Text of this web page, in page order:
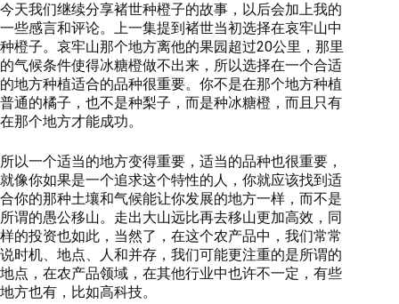
今天我们继续分享褚世种橙子的故事，以后会加上我的
一些感言和评论。上一集提到褚世当初选择在哀牢山中
种橙子。哀牢山那个地方离他的果园超过20公里，那里
的气候条件使得冰糖橙做不出来，所以选择在一个合适
的地方种植适合的品种很重要。你不是在那个地方种植
普通的橘子，也不是种梨子，而是种冰糖橙，而且只有
在那个地方才能成功。
所以一个适当的地方变得重要，适当的品种也很重要，
就像你如果是一个追求这个特性的人，你就应该找到适
合你的那种土壤和气候能让你发展的地方一样，而不是
所谓的愚公移山。走出大山远比再去移山更加高效，同
样的投资也如此，当然了，在这个农产品中，我们常常
说时机、地点、人和并存，我们可能更注重的是所谓的
地点，在农产品领域，在其他行业中也许不一定，有些
地方也有，比如高科技。